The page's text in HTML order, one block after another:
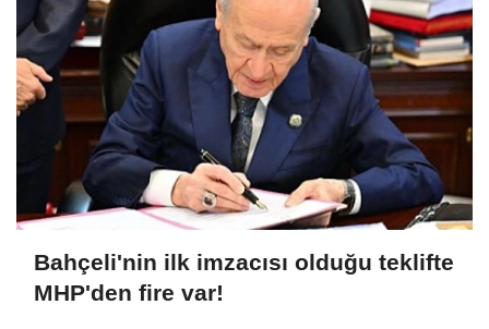
Bahçeli'nin ilk imzacısı olduğu teklifte
MHP'den fire var!